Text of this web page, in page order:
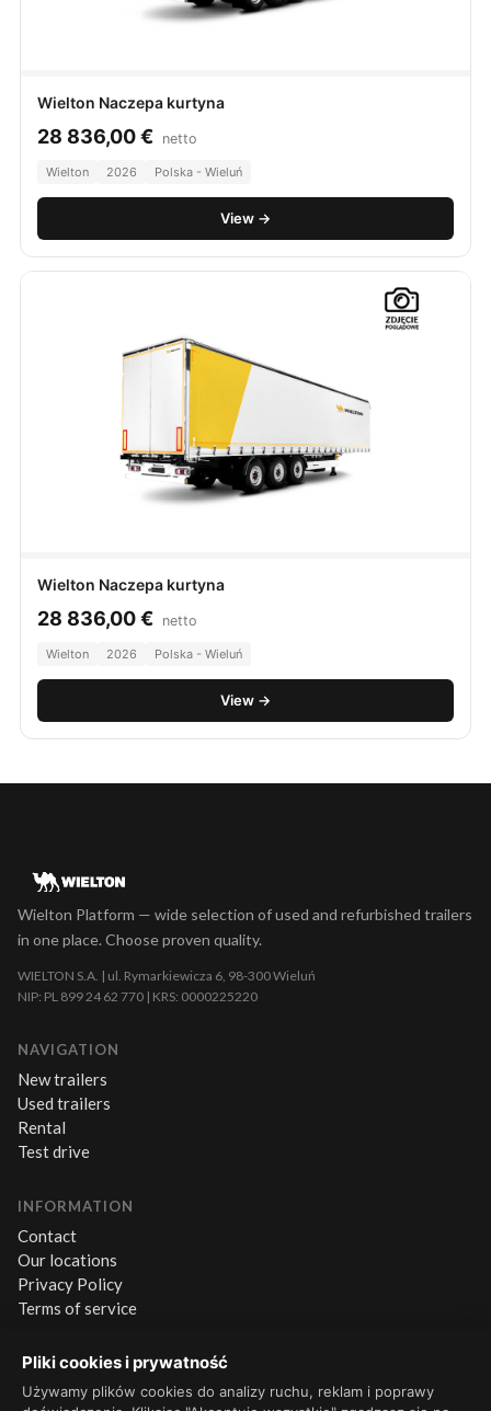
Wielton Naczepa kurtyna
28 836,00€ netto
Wielton 2026 Polska - Wieluń
View →
Wielton Naczepa kurtyna
28 836,00€ netto
Wielton 2026 Polska - Wieluń
View →
Pliki cookies i prywatność
Używamy plików cookies do analizy ruchu, reklam i poprawy
Wielton Platform — wide selection of used and refurbished trailers
in one place. Choose proven quality.
WIELTON S.A. | ul. Rymarkiewicza 6, 98-300 Wieluń
NIP: PL 899 24 62 770 | KRS: 0000225220
NAVIGATION
New trailers
Used trailers
Rental
Test drive
INFORMATION
Contact
Our locations
Privacy Policy
Terms of service
CONTACT
+48 660 500 600